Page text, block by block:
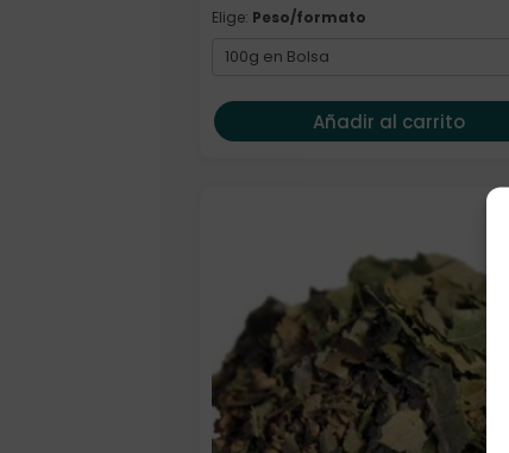
Elige: Peso/formato
Añadir al carrito